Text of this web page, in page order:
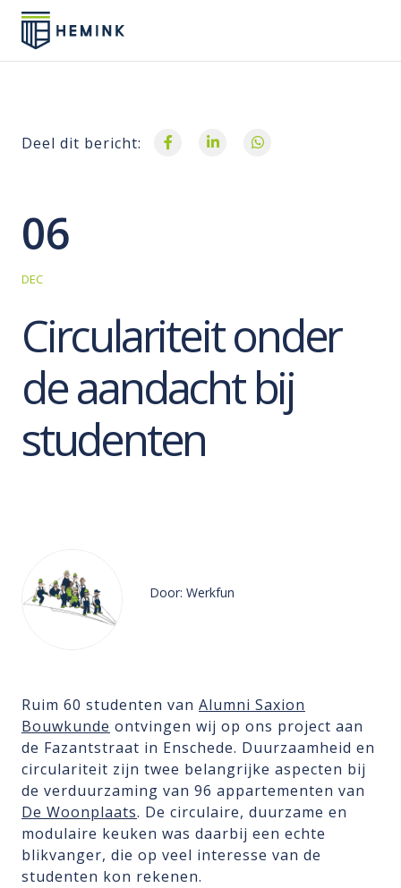
Deel dit bericht:
06
DEC
Circulariteit onder
de aandacht bij
studenten
Door: Werkfun
Ruim 60 studenten van Alumni Saxion
Bouwkunde ontvingen wij op ons project aan
de Fazantstraat in Enschede. Duurzaamheid en
circulariteit zijn twee belangrijke aspecten bij
de verduurzaming van 96 appartementen van
De Woonplaats. De circulaire, duurzame en
modulaire keuken was daarbij een echte
blikvanger, die op veel interesse van de
studenten kon rekenen.